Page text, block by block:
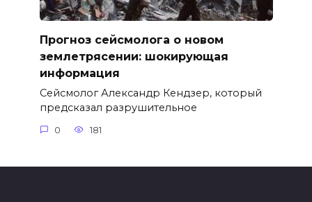
Прогноз сейсмолога о новом
землетрясении: шокирующая
информация
Сейсмолог Александр Кендзер, который
предсказал разрушительное
0 181